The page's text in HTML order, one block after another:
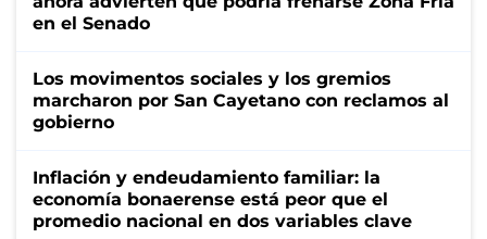
en el Senado
Los movimentos sociales y los gremios
marcharon por San Cayetano con reclamos al
gobierno
Inflación y endeudamiento familiar: la
economía bonaerense está peor que el
promedio nacional en dos variables clave